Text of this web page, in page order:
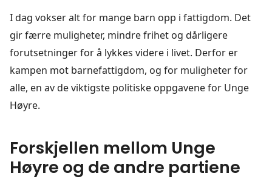
I dag vokser alt for mange barn opp i fattigdom. Det
gir færre muligheter, mindre frihet og dårligere
forutsetninger for å lykkes videre i livet. Derfor er
kampen mot barnefattigdom, og for muligheter for
alle, en av de viktigste politiske oppgavene for Unge
Høyre.
Forskjellen mellom Unge
Høyre og de andre partiene